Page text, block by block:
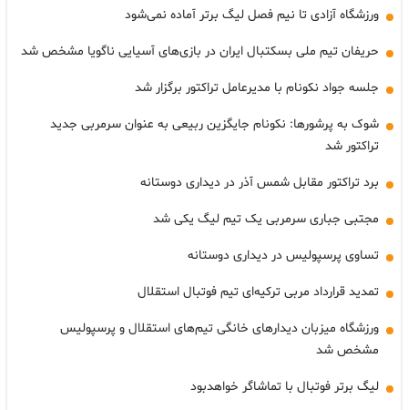
ورزشگاه آزادی تا نیم فصل لیگ برتر آماده نمی‌شود
حریفان تیم ملی بسکتبال ایران در بازی‌های آسیایی ناگویا مشخص شد
جلسه جواد نکونام با مدیرعامل تراکتور برگزار شد
شوک به پرشورها: نکونام جایگزین ربیعی به عنوان سرمربی جدید
تراکتور شد
برد تراکتور مقابل شمس آذر در دیداری دوستانه
مجتبی جباری سرمربی یک تیم لیگ یکی شد
تساوی پرسپولیس در دیداری دوستانه
تمدید قرارداد مربی ترکیه‌ای تیم فوتبال استقلال
ورزشگاه میزبان دیدارهای خانگی تیم‌های استقلال و پرسپولیس
مشخص شد
لیگ برتر فوتبال با تماشاگر خواهدبود